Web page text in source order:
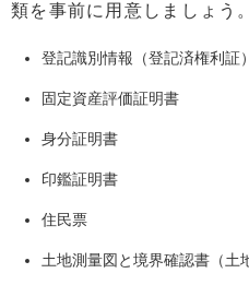
類を事前に用意しましょう。
登記識別情報（登記済権利証）
固定資産評価証明書
身分証明書
印鑑証明書
住民票
土地測量図と境界確認書（土